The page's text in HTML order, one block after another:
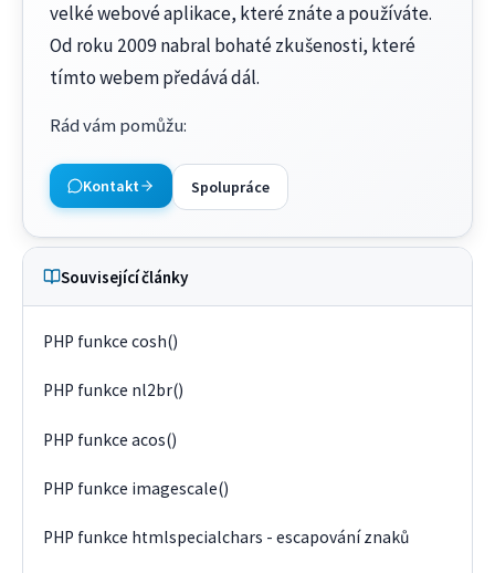
velké webové aplikace, které znáte a používáte.
Od roku 2009 nabral bohaté zkušenosti, které
tímto webem předává dál.
Rád vám pomůžu:
Kontakt Spolupráce
Související články
PHP funkce cosh()
PHP funkce nl2br()
PHP funkce acos()
PHP funkce imagescale()
PHP funkce htmlspecialchars - escapování znaků